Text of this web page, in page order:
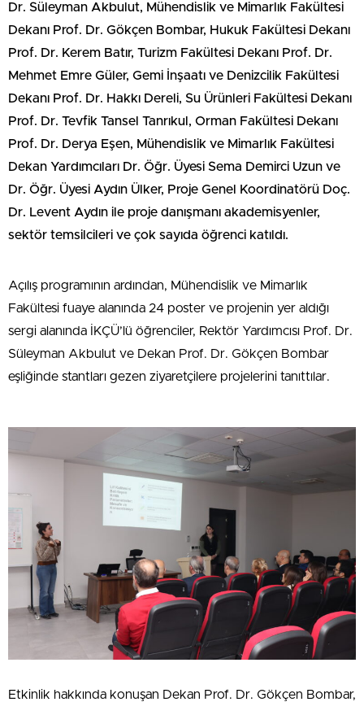
Dr. Süleyman Akbulut, Mühendislik ve Mimarlık Fakültesi
Dekanı Prof. Dr. Gökçen Bombar, Hukuk Fakültesi Dekanı
Prof. Dr. Kerem Batır, Turizm Fakültesi Dekanı Prof. Dr.
Mehmet Emre Güler, Gemi İnşaatı ve Denizcilik Fakültesi
Dekanı Prof. Dr. Hakkı Dereli, Su Ürünleri Fakültesi Dekanı
Prof. Dr. Tevfik Tansel Tanrıkul, Orman Fakültesi Dekanı
Prof. Dr. Derya Eşen, Mühendislik ve Mimarlık Fakültesi
Dekan Yardımcıları Dr. Öğr. Üyesi Sema Demirci Uzun ve
Dr. Öğr. Üyesi Aydın Ülker, Proje Genel Koordinatörü Doç.
Dr. Levent Aydın ile proje danışmanı akademisyenler,
sektör temsilcileri ve çok sayıda öğrenci katıldı.
Açılış programının ardından, Mühendislik ve Mimarlık
Fakültesi fuaye alanında 24 poster ve projenin yer aldığı
sergi alanında İKÇÜ’lü öğrenciler, Rektör Yardımcısı Prof. Dr.
Süleyman Akbulut ve Dekan Prof. Dr. Gökçen Bombar
eşliğinde stantları gezen ziyaretçilere projelerini tanıttılar.
Etkinlik hakkında konuşan Dekan Prof. Dr. Gökçen Bombar,